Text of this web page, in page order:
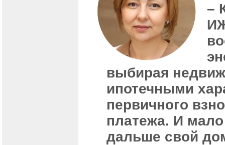
–
выбирая
ипотечными
первичного
платежа. И
дальше свой